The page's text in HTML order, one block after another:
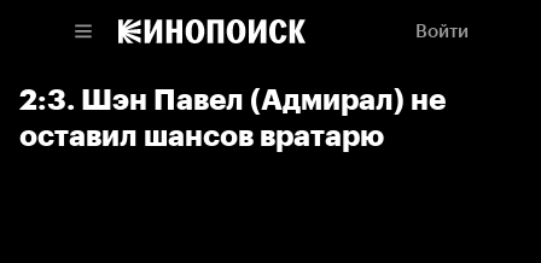
Войти
2:3. Шэн Павел (Адмирал) не
оставил шансов вратарю